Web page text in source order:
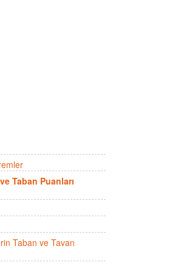
Taban Puanları
Taban ve Tavan